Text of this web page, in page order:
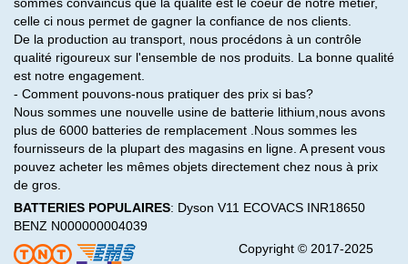
sommes convaincus que la qualité est le coeur de notre métier,
celle ci nous permet de gagner la confiance de nos clients.
De la production au transport, nous procédons à un contrôle
qualité rigoureux sur l'ensemble de nos produits. La bonne qualité
est notre engagement.
- Comment pouvons-nous pratiquer des prix si bas?
Nous sommes une nouvelle usine de batterie lithium,nous avons
plus de 6000 batteries de remplacement .Nous sommes les
fournisseurs de la plupart des magasins en ligne. A present vous
pouvez acheter les mêmes objets directement chez nous à prix
de gros.
BATTERIES POPULAIRES: Dyson V11 ECOVACS INR18650
BENZ N000000004039
Copyright © 2017-2025